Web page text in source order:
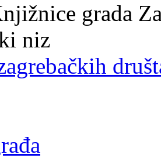
grada
niz